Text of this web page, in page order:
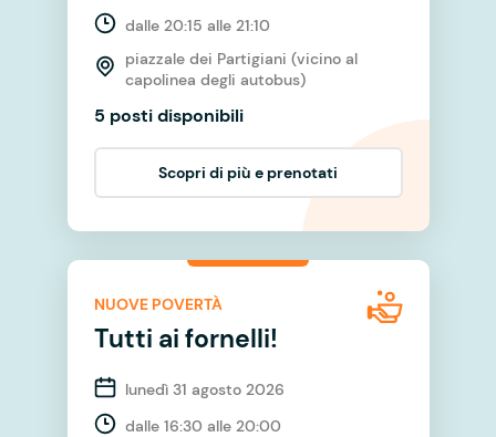
dalle 20:15 alle 21:10
piazzale dei Partigiani (vicino al
capolinea degli autobus)
5 posti disponibili
Scopri di più e prenotati
NUOVE POVERTÀ
Tutti ai fornelli!
lunedì 31 agosto 2026
dalle 16:30 alle 20:00